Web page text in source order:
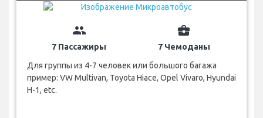
group
7 Пассажиры
business_center
7 Чемоданы
Для группы из 4-7 человек или большого багажа
пример: VW Multivan, Toyota Hiace, Opel Vivaro, Hyundai
H-1, etc.